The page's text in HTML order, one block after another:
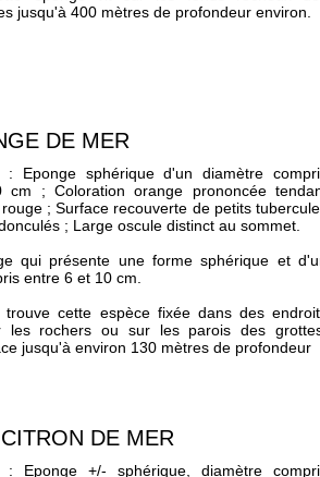
jusqu'à 400 mètres de profondeur environ.
DE MER
: Eponge sphérique d'un diamètre
; Coloration orange prononcée
; Surface recouverte de petits
; Large oscule distinct au sommet.
qui présente une forme sphérique et
entre 6 et 10 cm.
trouve cette espèce fixée dans des
les rochers ou sur les parois des
jusqu'à environ 130 mètres de profondeur
DE MER
: Eponge +/- sphérique, diamètre